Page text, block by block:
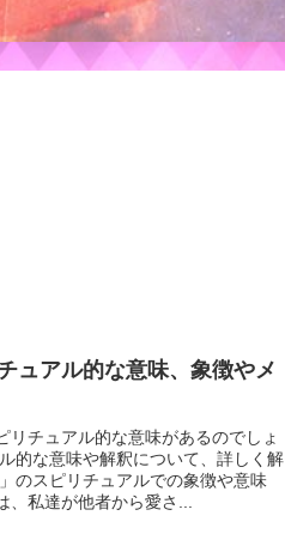
ュアル的な意味、象徴やメ
リチュアル的な意味があるのでしょ
的な意味や解釈について、詳しく解
のスピリチュアルでの象徴や意味
、私達が他者から愛さ...